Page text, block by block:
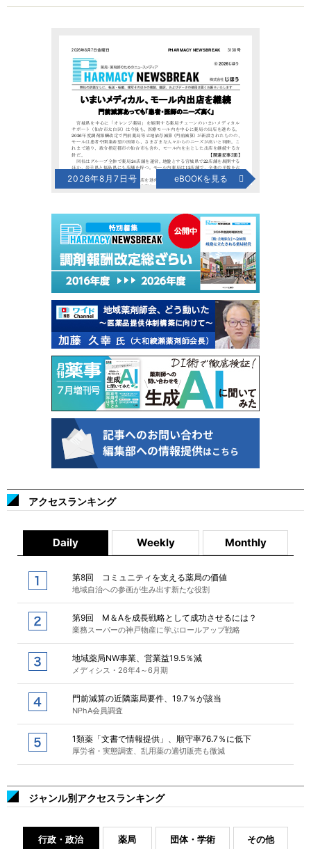
2026年8月7日号 eBOOKを見る
アクセスランキング
Daily Weekly Monthly
第8回 コミュニティを支える薬局の価値
地域自治への参画が生み出す新たな役割
第9回 M＆Aを成長戦略として成功させるには？
業務スーパーの神戸物産に学ぶロールアップ戦略
地域薬局NW事業、営業益19.5％減
メディシス・26年4～6月期
門前減算の近隣薬局要件、19.7％が該当
NPhA会員調査
1類薬「文書で情報提供」、順守率76.7％に低下
厚労省・実態調査、乱用薬の適切販売も微減
ジャンル別アクセスランキング
行政・政治 薬局 団体・学術 その他